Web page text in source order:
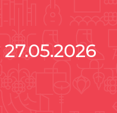
27.05.2026